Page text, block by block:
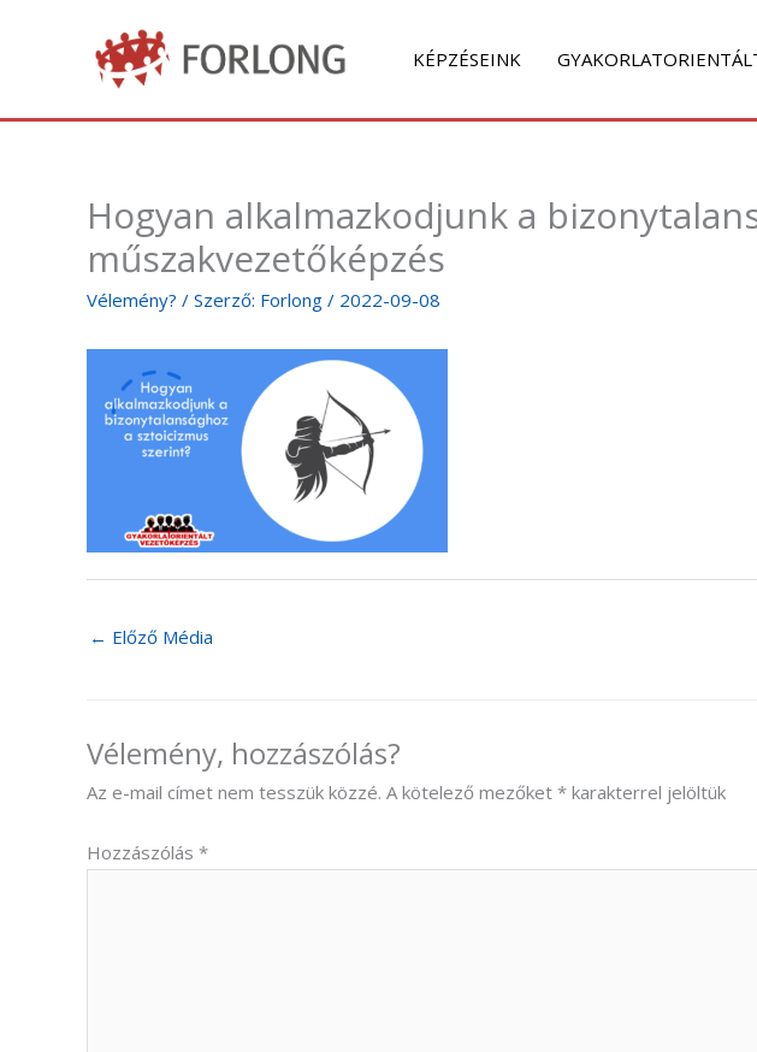
KÉPZÉSEINK
Hogyan alkalmazkodjunk a
műszakvezetőképzés
Vélemény? / Szerző: Forlong / 2022-09-08
← Előző Média
Vélemény, hozzászólás?
Az e-mail címet nem tesszük közzé. A kötelező mezőket * karakterrel jelöltük
Hozzászólás *